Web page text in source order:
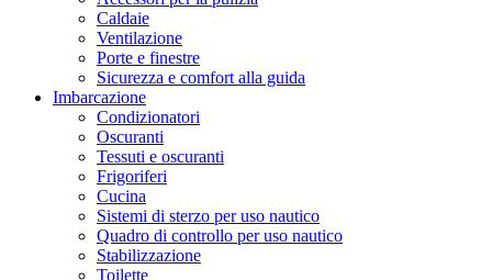
Caldaie
Ventilazione
Porte e finestre
Sicurezza e comfort alla guida
Imbarcazione
Condizionatori
Oscuranti
Tessuti e oscuranti
Frigoriferi
Cucina
Sistemi di sterzo per uso nautico
Quadro di controllo per uso nautico
Stabilizzazione
Toilette